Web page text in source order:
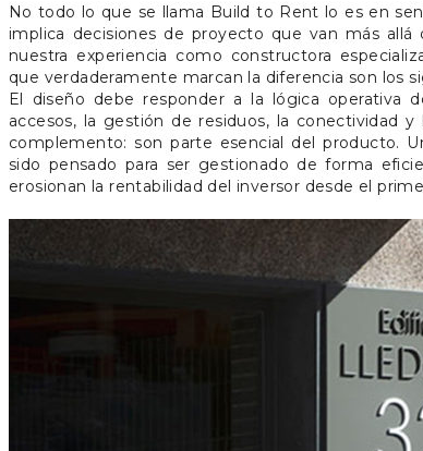
No todo lo que se llama Build to Rent lo es en
implica decisiones de proyecto que van más allá
nuestra experiencia como constructora
que verdaderamente marcan la diferencia son los
El diseño debe responder a la lógica operativa
accesos, la gestión de residuos, la conectividad
complemento: son parte esencial del producto.
sido pensado para ser gestionado de forma
erosionan la rentabilidad del inversor desde el